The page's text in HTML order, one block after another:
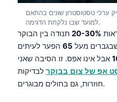
ערכי טסטוסטרון שונים בהתאם
למועד שבו נלקחת הדגימה.
20-30% תנודה בין הבוקר
מעל 65 הפער לעיתים
אבל אינו אפס. זו הסיבה שאני
אפ של צום בבוקר לבדיקות
חוזרות, גם בחולים מבוגרים.